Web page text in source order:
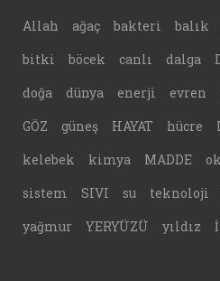
Allah ağaç bakteri balık
bitki
böcek canlı dalga
doğa
dünya enerji evren
GÖZ
güneş HAYAT hücre
kelebek
kimya MADDE
sistem
SIVI su teknoloji
yağmur
YERYÜZÜ yıldız